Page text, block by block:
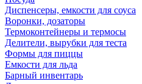
Диспенсеры, емкости для соуса
Воронки, дозаторы
Термоконтейнеры и термосы
Делители, вырубки для теста
Формы для пиццы
Емкости для льда
Барный инвентарь